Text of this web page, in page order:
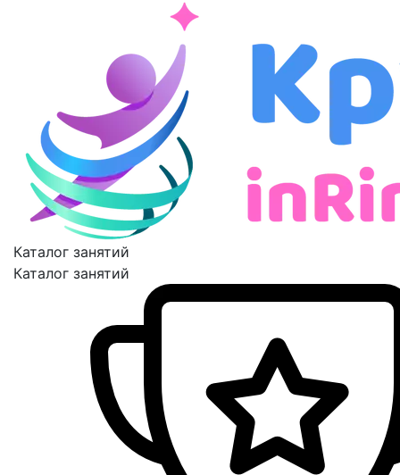
Каталог занятий
Каталог занятий